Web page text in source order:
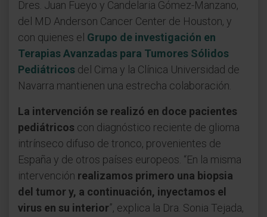
Dres. Juan Fueyo y Candelaria Gómez-Manzano,
del MD Anderson Cancer Center de Houston, y
con quienes el Grupo de investigación en
Terapias Avanzadas para Tumores Sólidos
Pediátricos del Cima y la Clínica Universidad de
Navarra mantienen una estrecha colaboración.
La intervención se realizó en doce pacientes
pediátricos con diagnóstico reciente de glioma
intrínseco difuso de tronco, provenientes de
España y de otros países europeos. “En la misma
intervención realizamos primero una biopsia
del tumor y, a continuación, inyectamos el
virus en su interior”, explica la Dra. Sonia Tejada,